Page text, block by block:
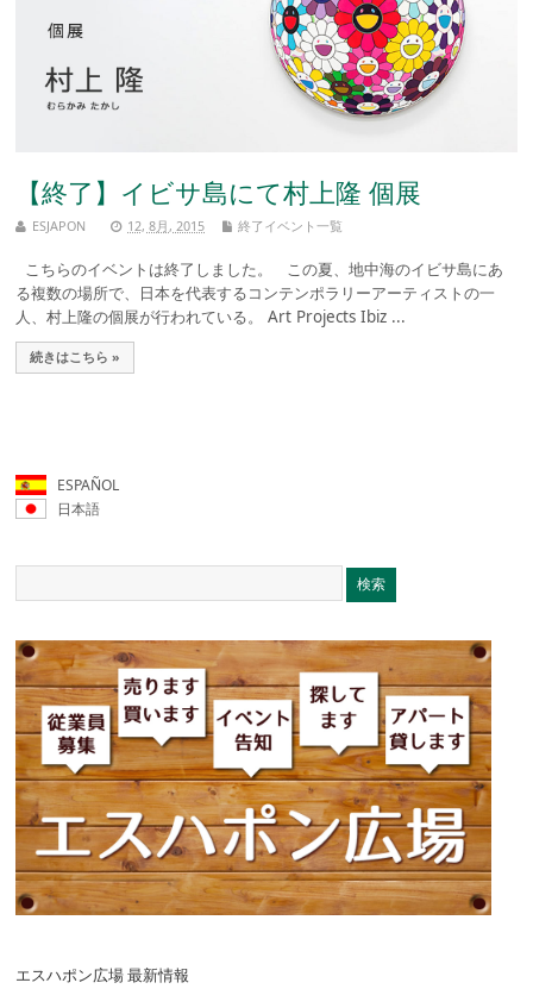
【終了】イビサ島にて村上隆 個展
ESJAPON 12, 8月, 2015 終了イベント一覧
こちらのイベントは終了しました。 この夏、地中海のイビサ島にあ
る複数の場所で、日本を代表するコンテンポラリーアーティストの一
人、村上隆の個展が行われている。 Art Projects Ibiz ...
続きはこちら »
ESPAÑOL
日本語
エスハポン広場 最新情報